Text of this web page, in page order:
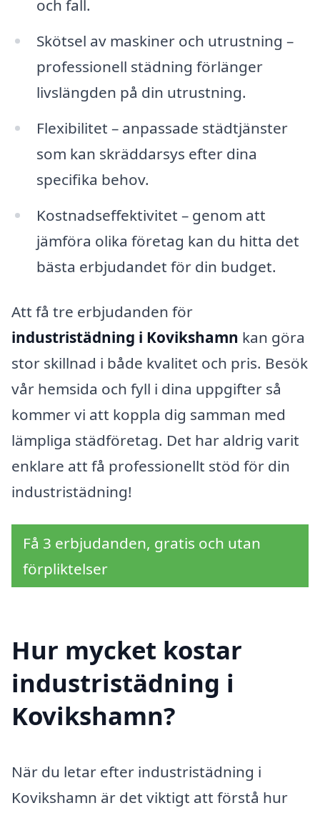
och fall.
Skötsel av maskiner och utrustning –
professionell städning förlänger
livslängden på din utrustning.
Flexibilitet – anpassade städtjänster
som kan skräddarsys efter dina
specifika behov.
Kostnadseffektivitet – genom att
jämföra olika företag kan du hitta det
bästa erbjudandet för din budget.
Att få tre erbjudanden för
industristädning i Kovikshamn kan göra
stor skillnad i både kvalitet och pris. Besök
vår hemsida och fyll i dina uppgifter så
kommer vi att koppla dig samman med
lämpliga städföretag. Det har aldrig varit
enklare att få professionellt stöd för din
industristädning!
Få 3 erbjudanden, gratis och utan
förpliktelser
Hur mycket kostar
industristädning i
Kovikshamn?
När du letar efter industristädning i
Kovikshamn är det viktigt att förstå hur